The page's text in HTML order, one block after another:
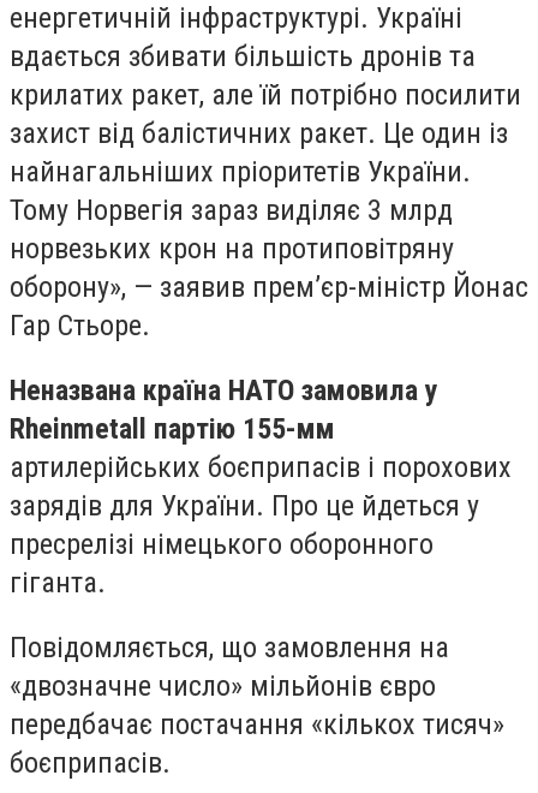
енергетичній інфраструктурі. Україні
вдається збивати більшість дронів та
крилатих ракет, але їй потрібно посилити
захист від балістичних ракет. Це один із
найнагальніших пріоритетів України.
Тому Норвегія зараз виділяє 3 млрд
норвезьких крон на протиповітряну
оборону», — заявив прем’єр-міністр Йонас
Гар Стьоре.
Неназвана країна НАТО замовила у
Rheinmetall партію 155-мм
артилерійських боєприпасів і порохових
зарядів для України. Про це йдеться у
пресрелізі німецького оборонного
гіганта.
Повідомляється, що замовлення на
«двозначне число» мільйонів євро
передбачає постачання «кількох тисяч»
боєприпасів.